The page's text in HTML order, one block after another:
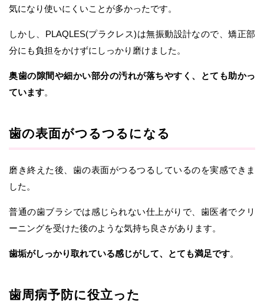
気になり使いにくいことが多かったです。
しかし、PLAQLES(プラクレス)は無振動設計なので、矯正部
分にも負担をかけずにしっかり磨けました。
奥歯の隙間や細かい部分の汚れが落ちやすく、とても助かっ
ています。
歯の表面がつるつるになる
磨き終えた後、歯の表面がつるつるしているのを実感できま
した。
普通の歯ブラシでは感じられない仕上がりで、歯医者でクリ
ーニングを受けた後のような気持ち良さがあります。
歯垢がしっかり取れている感じがして、とても満足です。
歯周病予防に役立った